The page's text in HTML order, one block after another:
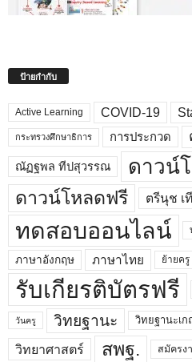
ป้ายกำกับ
Active Learning COVID-19
กระทรวงศึกษาธิการ การประกวด
ณัฏฐพล ทีปสุวรรณ ดาวน์
ดาวน์โหลดฟรี ตรีนุช เ
ทดสอบออนไลน์
ภาษาอังกฤษ ภาษาไทย ย้ายครู
รับเกียรติบัตรฟรี
วันครู วิทยฐานะ วิทยฐานะเ
วิทยาศาสตร์ สพฐ. สมัครง